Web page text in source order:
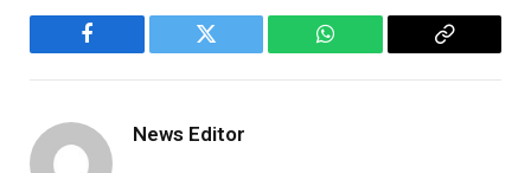
Facebook Twitter WhatsApp
Copy
News Editor